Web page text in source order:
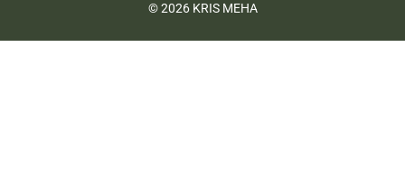
© 2026 KRIS MEHA